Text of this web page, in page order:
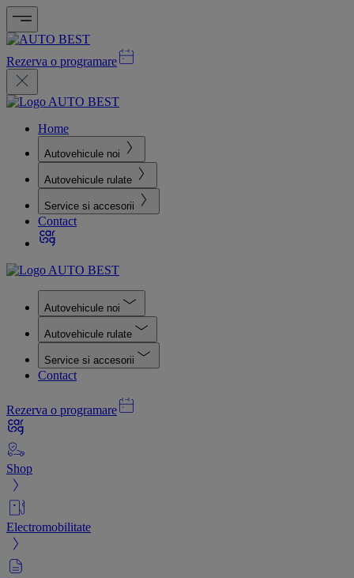
Rezerva o programare
Home
Autovehicule noi
Autovehicule rulate
Service si accesorii
Contact
Autovehicule noi
Autovehicule rulate
Service si accesorii
Contact
Rezerva o programare
Shop
Electromobilitate